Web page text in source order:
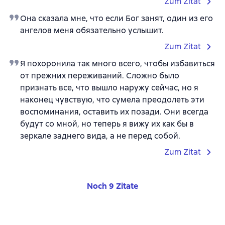
Она сказала мне, что если Бог занят, один из его
ангелов меня обязательно услышит.
Zum Zitat
Я похоронила так много всего, чтобы избавиться
от прежних переживаний. Сложно было
признать все, что вышло наружу сейчас, но я
наконец чувствую, что сумела преодолеть эти
воспоминания, оставить их позади. Они всегда
будут со мной, но теперь я вижу их как бы в
зеркале заднего вида, а не перед собой.
Zum Zitat
Noch 9 Zitate